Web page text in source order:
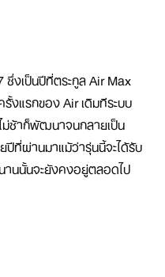
งเป็นปีที่ตระกูล Air Max
งแรกของ Air เดิมทีระบบ
ม่ช้าก็พัฒนาจนกลายเป็น
ที่ผ่านมาแม้ว่ารุ่นนี้จะได้รับ
านนั้นจะยังคงอยู่ตลอดไป